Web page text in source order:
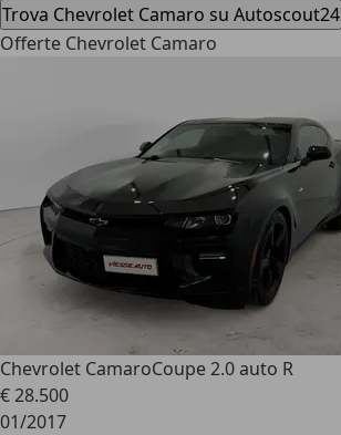
Trova Chevrolet Camaro su Autoscout24
Offerte Chevrolet Camaro
Chevrolet CamaroCoupe 2.0 auto R
€ 28.500
01/2017